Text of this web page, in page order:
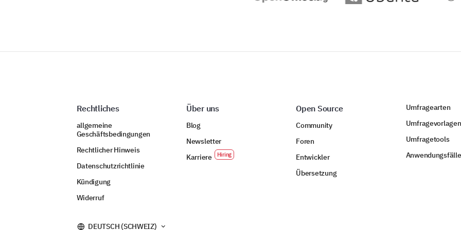
Rechtliches
allgemeine
Geschäftsbedingungen
Rechtlicher Hinweis
Datenschutzrichtlinie
Kündigung
Widerruf
Über uns
Blog
Newsletter
Karriere
Open Source
Community
Foren
Entwickler
Übersetzung
Umfragearten
Umfragevorlagen
Umfragetools
Anwendungsfälle
DEUTSCH (SCHWEIZ)